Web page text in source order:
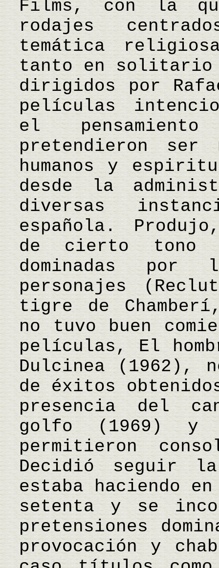
Films, con la
rodajes
temática
tanto en solitario
dirigidos por
películas
el
pretendieron ser
humanos y
desde la
diversas
española.
de cierto tono
dominadas
personajes
tigre de
no tuvo buen
películas, El
Dulcinea (1962),
de éxitos
presencia del
golfo (1969) y
permitieron
Decidió seguir
estaba haciendo
setenta y se
pretensiones
provocación y